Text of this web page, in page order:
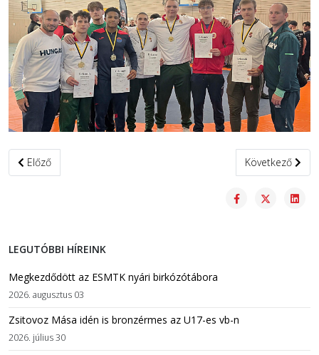
Előző cikk: Zsitovoz Mária megvédte U17-es Európa-bajnoki címét
Előző Következő
Következő
LEGUTÓBBI HÍREINK
Megkezdődött az ESMTK nyári birkózótábora
2026. augusztus 03
Zsitovoz Mása idén is bronzérmes az U17-es vb-n
2026. július 30